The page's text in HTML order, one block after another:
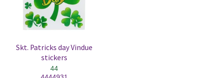
Skt. Patricks day Vindue
stickers
44